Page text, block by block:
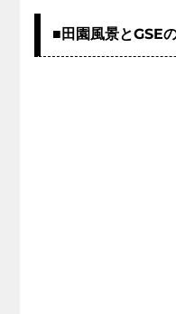
■田園風景とGSE